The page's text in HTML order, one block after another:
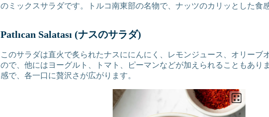
のミックスサラダです。トルコ南東部の名物で、ナッツのカリッとした食
Patlıcan Salatası (ナスのサラダ)
このサラダは直火で炙られたナスににんにく、レモンジュース、オリーブ
ので、他にはヨーグルト、トマト、ピーマンなどが加えられることもあり
感で、各一口に贅沢さが広がります。